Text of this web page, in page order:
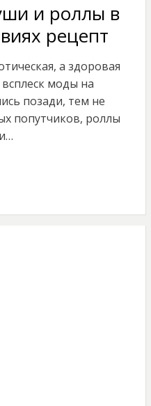
и роллы в
рецепт
а здоровая
моды на
позади, тем не
попутчиков, роллы